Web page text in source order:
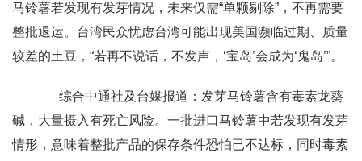
马铃薯若发现有发芽情况，未来仅需“单颗剔除”，不再需要
整批退运。台湾民众忧虑台湾可能出现美国濒临过期、质量
较差的土豆，“若再不说话，不发声，‘宝岛’会成为‘鬼岛’”。
综合中通社及台媒报道：发芽马铃薯含有毒素龙葵
碱，大量摄入有死亡风险。一批进口马铃薯中若发现有发芽
情形，意味着整批产品的保存条件恐怕已不达标，同时毒素